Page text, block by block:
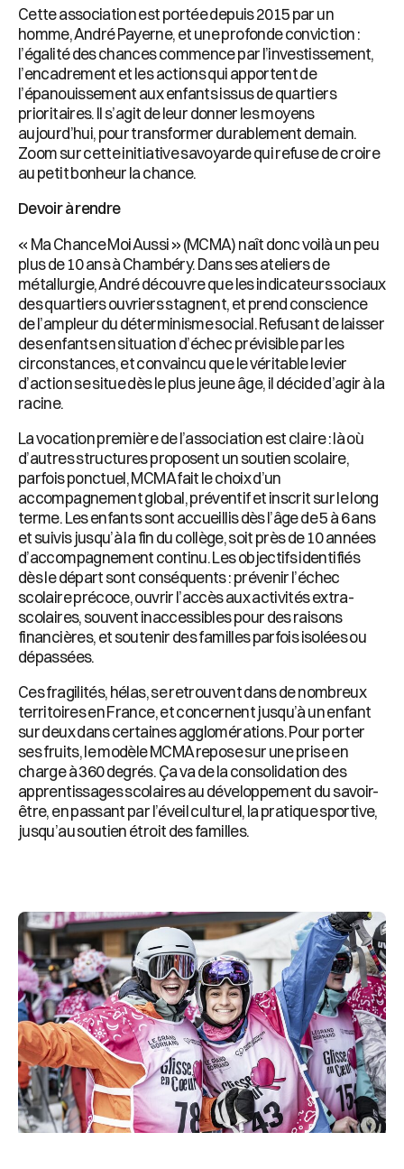
Cette association est portée depuis 2015 par un
homme, André Payerne, et une profonde conviction :
l’égalité des chances commence par l’investissement,
l’encadrement et les actions qui apportent de
l’épanouissement aux enfants issus de quartiers
prioritaires. Il s’agit de leur donner les moyens
aujourd’hui, pour transformer durablement demain.
Zoom sur cette initiative savoyarde qui refuse de croire
au petit bonheur la chance.
Devoir à rendre
« Ma Chance Moi Aussi » (MCMA) naît donc voilà un peu
plus de 10 ans à Chambéry. Dans ses ateliers de
métallurgie, André découvre que les indicateurs sociaux
des quartiers ouvriers stagnent, et prend conscience
de l’ampleur du déterminisme social. Refusant de laisser
des enfants en situation d’échec prévisible par les
circonstances, et convaincu que le véritable levier
d’action se situe dès le plus jeune âge, il décide d’agir à la
racine.
La vocation première de l’association est claire : là où
d’autres structures proposent un soutien scolaire,
parfois ponctuel, MCMA fait le choix d’un
accompagnement global, préventif et inscrit sur le long
terme. Les enfants sont accueillis dès l’âge de 5 à 6 ans
et suivis jusqu’à la fin du collège, soit près de 10 années
d’accompagnement continu. Les objectifs identifiés
dès le départ sont conséquents : prévenir l’échec
scolaire précoce, ouvrir l’accès aux activités extra-
scolaires, souvent inaccessibles pour des raisons
financières, et soutenir des familles parfois isolées ou
dépassées.
Ces fragilités, hélas, se retrouvent dans de nombreux
territoires en France, et concernent jusqu’à un enfant
sur deux dans certaines agglomérations. Pour porter
ses fruits, le modèle MCMA repose sur une prise en
charge à 360 degrés. Ça va de la consolidation des
apprentissages scolaires au développement du savoir-
être, en passant par l’éveil culturel, la pratique sportive,
jusqu’au soutien étroit des familles.